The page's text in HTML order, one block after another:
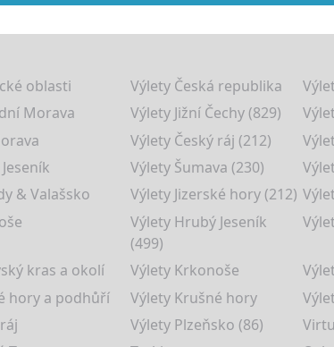
oblasti Výlety Česká republika
Morava Výlety Jižní Čechy (829)
Výlety Český ráj (212)
Výlety Šumava (230)
& Valašsko Výlety Jizerské hory (212)
Výlety Hrubý Jeseník
(499)
kras a okolí Výlety Krkonoše
hory a podhůří Výlety Krušné hory
Výlety Plzeňsko (86)